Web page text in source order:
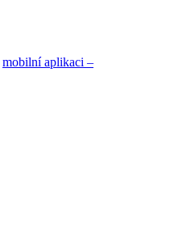
mobilní aplikaci –